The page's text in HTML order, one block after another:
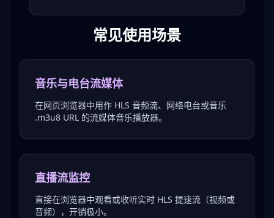
常见使用场景
音乐与电台流媒体
在网页浏览器中用作 HLS 音频流、网络电台或音乐
.m3u8 URL 的流媒体音乐播放器。
直播流监控
直接在浏览器中观看或收听实时 HLS 提速流（视频或
音频），开销极小。